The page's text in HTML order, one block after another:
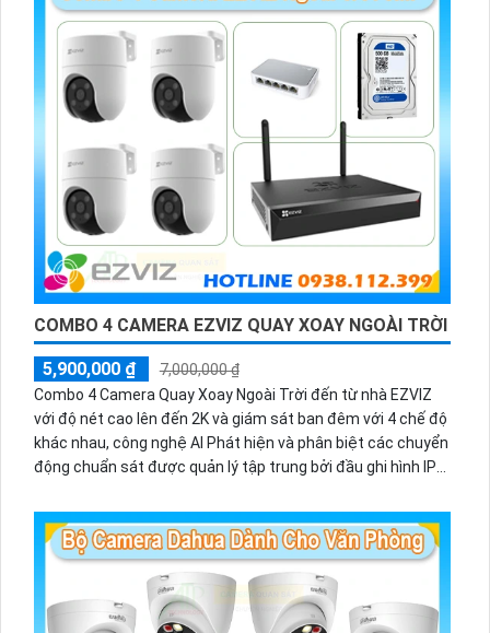
COMBO 4 CAMERA EZVIZ QUAY XOAY NGOÀI TRỜI
5,900,000 ₫
7,000,000 ₫
Combo 4 Camera Quay Xoay Ngoài Trời đến từ nhà EZVIZ
với độ nét cao lên đến 2K và giám sát ban đêm với 4 chế độ
khác nhau, công nghệ AI Phát hiện và phân biệt các chuyển
động chuẩn sát được quản lý tập trung bởi đầu ghi hình IP